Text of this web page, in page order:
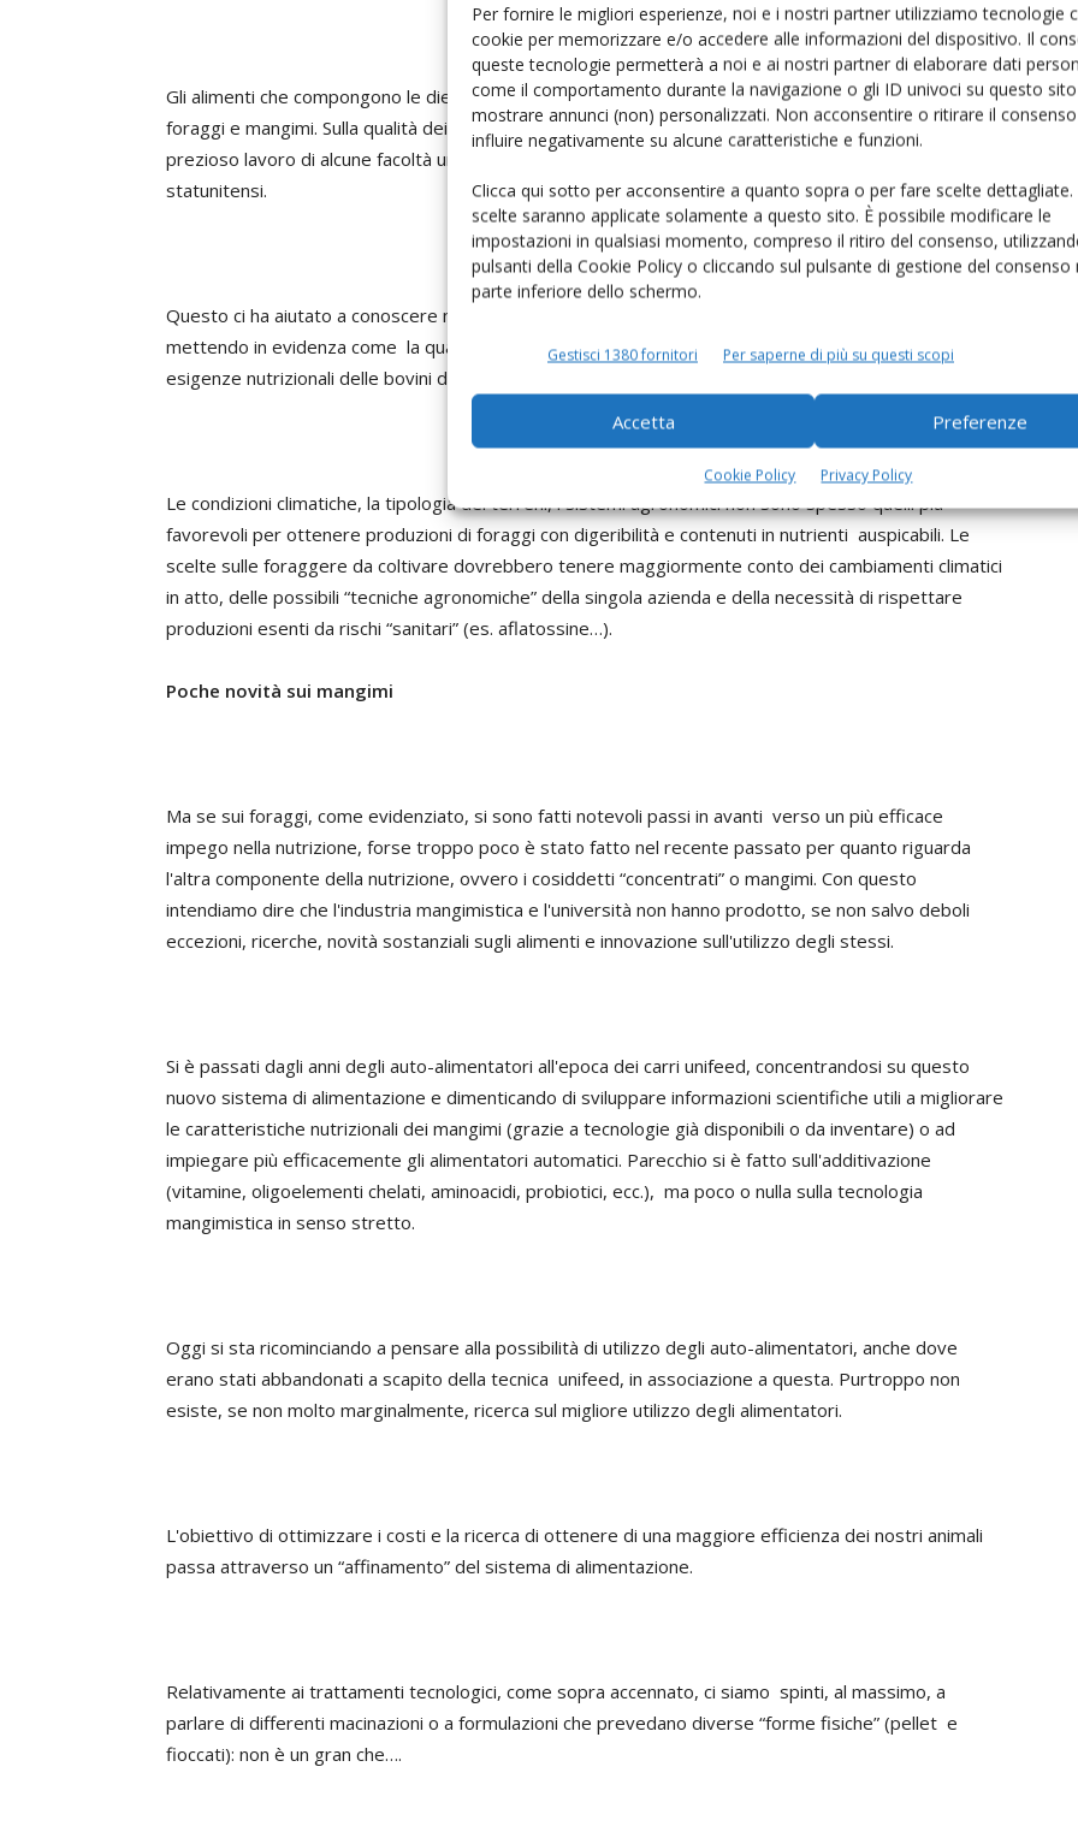
Per fornire le migliori esperienze, noi e i nostri partner utilizziamo tecnologie
cookie per memorizzare e/o accedere alle informazioni del dispositivo. Il
queste tecnologie permetterà a noi e ai nostri partner di elaborare dati
come il comportamento durante la navigazione o gli ID univoci su questo
mostrare annunci (non) personalizzati. Non acconsentire o ritirare il
influire negativamente su alcune caratteristiche e funzioni.
Clicca qui sotto per acconsentire a quanto sopra o per fare scelte dettagliate.
scelte saranno applicate solamente a questo sito. È possibile modificare le
impostazioni in qualsiasi momento, compreso il ritiro del consenso,
pulsanti della Cookie Policy o cliccando sul pulsante di gestione del consenso
parte inferiore dello schermo.
Gestisci 1380 fornitori Per saperne di più su questi scopi
Accetta Preferenze
Cookie Policy Privacy Policy
Gli alimenti che compongono le diete delle vacche lattifere si distinguono nelle due grandi categorie:
foraggi e mangimi. Sulla qualità dei foraggi si è concentrata la ricerca degli ultimi anni in Italia grazie al
prezioso lavoro di alcune facoltà universitarie, in collaborazione con prestigiosi istituti di ricerca
statunitensi.
Questo ci ha aiutato a conoscere molto meglio le caratteristiche delle foraggere “made in Italy”,
mettendo in evidenza come la qualità spesso fatica ad essere quella giusta per soddisfare le
esigenze nutrizionali delle bovini da latte.
Le condizioni climatiche, la tipologia dei terreni, i sistemi agronomici non sono spesso quelli più
favorevoli per ottenere produzioni di foraggi con digeribilità e contenuti in nutrienti auspicabili. Le
scelte sulle foraggere da coltivare dovrebbero tenere maggiormente conto dei cambiamenti climatici
in atto, delle possibili “tecniche agronomiche” della singola azienda e della necessità di rispettare
produzioni esenti da rischi “sanitari” (es. aflatossine…).
Poche novità sui mangimi
Ma se sui foraggi, come evidenziato, si sono fatti notevoli passi in avanti verso un più efficace
impego nella nutrizione, forse troppo poco è stato fatto nel recente passato per quanto riguarda
l'altra componente della nutrizione, ovvero i cosiddetti “concentrati” o mangimi. Con questo
intendiamo dire che l'industria mangimistica e l'università non hanno prodotto, se non salvo deboli
eccezioni, ricerche, novità sostanziali sugli alimenti e innovazione sull'utilizzo degli stessi.
Si è passati dagli anni degli auto-alimentatori all'epoca dei carri unifeed, concentrandosi su questo
nuovo sistema di alimentazione e dimenticando di sviluppare informazioni scientifiche utili a migliorare
le caratteristiche nutrizionali dei mangimi (grazie a tecnologie già disponibili o da inventare) o ad
impiegare più efficacemente gli alimentatori automatici. Parecchio si è fatto sull'additivazione
(vitamine, oligoelementi chelati, aminoacidi, probiotici, ecc.), ma poco o nulla sulla tecnologia
mangimistica in senso stretto.
Oggi si sta ricominciando a pensare alla possibilità di utilizzo degli auto-alimentatori, anche dove
erano stati abbandonati a scapito della tecnica unifeed, in associazione a questa. Purtroppo non
esiste, se non molto marginalmente, ricerca sul migliore utilizzo degli alimentatori.
L'obiettivo di ottimizzare i costi e la ricerca di ottenere di una maggiore efficienza dei nostri animali
passa attraverso un “affinamento” del sistema di alimentazione.
Relativamente ai trattamenti tecnologici, come sopra accennato, ci siamo spinti, al massimo, a
parlare di differenti macinazioni o a formulazioni che prevedano diverse “forme fisiche” (pellet e
fioccati): non è un gran che….